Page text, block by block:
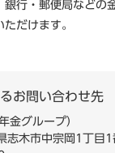
行・郵便局などの
だけます。
お問い合わせ先
金グループ
志木市中宗岡1丁目